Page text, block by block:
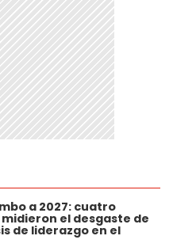
a 2027: cuatro
el desgaste de
de liderazgo en el